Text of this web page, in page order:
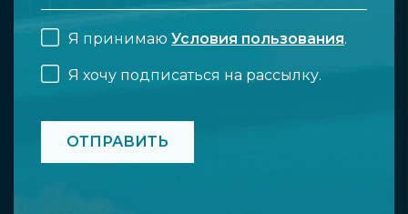
Я принимаю Условия пользования.
Я хочу подписаться на рассылку.